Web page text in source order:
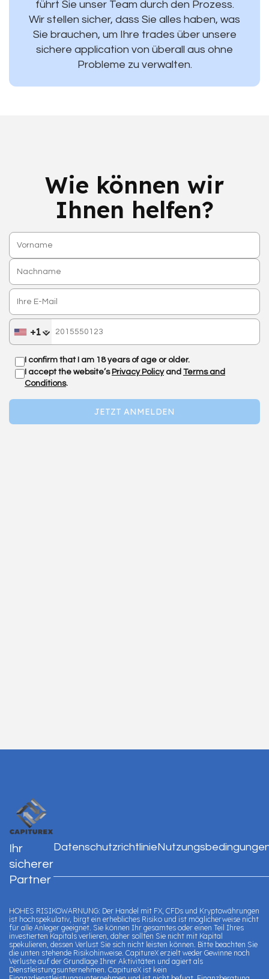
führt Sie unser Team durch den Prozess.
Wir stellen sicher, dass Sie alles haben, was
Sie brauchen, um Ihre trades über unsere
sichere application von überall aus ohne
Probleme zu verwalten.
Wie können wir
Ihnen helfen?
+1
I confirm that I am 18 years of age or older.
I accept the website’s Privacy Policyand Terms and
Conditions.
JETZT ANMELDEN
Ihr
sicherer
Partner
Datenschutzrichtlinie
HOHES RISIKOWARNUNG: Der Handel mit FX, CFDs und Kryptowährungen
ist hochspekulativ, birgt ein erhebliches Risiko und ist möglicherweise nicht
für alle Anleger geeignet. Sie können Ihr gesamtes oder einen Teil Ihres
investierten Kapitals verlieren, daher sollten Sie nicht mit Kapital
spekulieren, dessen Verlust Sie sich nicht leisten können. Bitte beachten Sie
die unten stehende Risikohinweise. CapitureX erzielt weder Gewinne noch
Verluste auf der Grundlage Ihrer Aktivitäten und agiert als
Dienstleistungsunternehmen. CapitureX ist kein